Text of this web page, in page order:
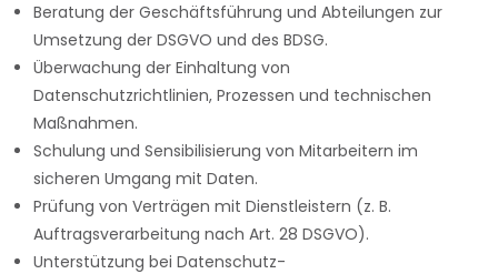
Beratung der Geschäftsführung und Abteilungen zur
Umsetzung der DSGVO und des BDSG.
Überwachung der Einhaltung von
Datenschutzrichtlinien, Prozessen und technischen
Maßnahmen.
Schulung und Sensibilisierung von Mitarbeitern im
sicheren Umgang mit Daten.
Prüfung von Verträgen mit Dienstleistern (z. B.
Auftragsverarbeitung nach Art. 28 DSGVO).
Unterstützung bei Datenschutz-